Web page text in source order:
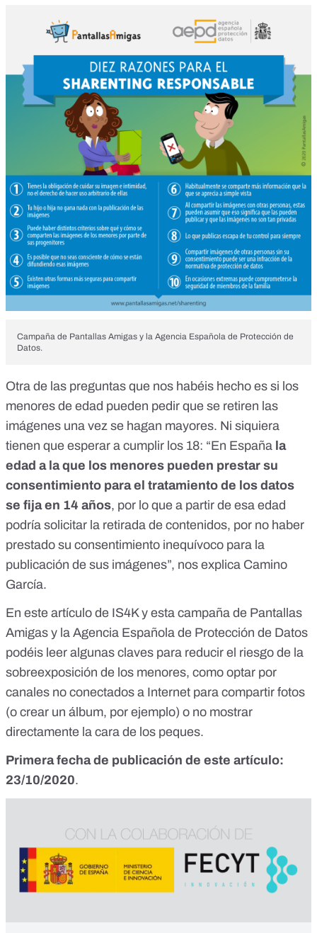
Campaña de Pantallas Amigas y la Agencia Española de Protección de
Datos.
Otra de las preguntas que nos habéis hecho es si los
menores de edad pueden pedir que se retiren las
imágenes una vez se hagan mayores. Ni siquiera
tienen que esperar a cumplir los 18: “En España la
edad a la que los menores pueden prestar su
consentimiento para el tratamiento de los datos
se fija en 14 años, por lo que a partir de esa edad
podría solicitar la retirada de contenidos, por no haber
prestado su consentimiento inequívoco para la
publicación de sus imágenes”, nos explica Camino
García.
En este artículo de IS4Ky esta campaña de Pantallas
Amigas y la Agencia Española de Protección de Datos
podéis leer algunas claves para reducir el riesgo de la
sobreexposición de los menores, como optar por
canales no conectados a Internet para compartir fotos
(o crear un álbum, por ejemplo) o no mostrar
directamente la cara de los peques.
Primera fecha de publicación de este artículo:
23/10/2020.